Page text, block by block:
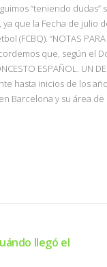
“teniendo
que la Fecha de julio
(FCBQ). “NOTAS PARA
que, según el
ESPAÑOL. UN
hasta inicios de los
Barcelona y su área de
llegó el